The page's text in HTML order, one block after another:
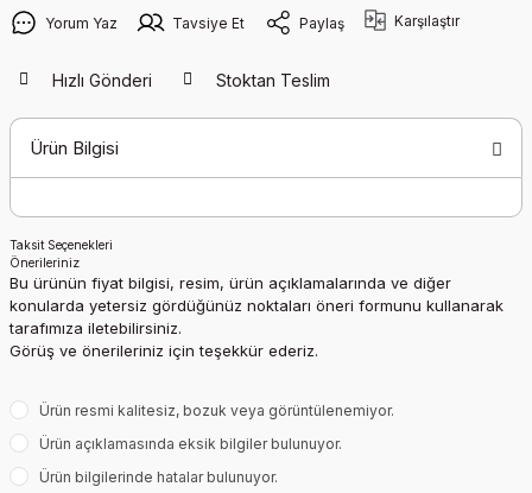
Yorum Yaz Tavsiye Et Paylaş Karşılaştır
Hızlı Gönderi Stoktan Teslim
Ürün Bilgisi
Taksit Seçenekleri
Önerileriniz
Bu ürünün fiyat bilgisi, resim, ürün açıklamalarında ve diğer
konularda yetersiz gördüğünüz noktaları öneri formunu kullanarak
tarafımıza iletebilirsiniz.
Görüş ve önerileriniz için teşekkür ederiz.
Ürün resmi kalitesiz, bozuk veya görüntülenemiyor.
Ürün açıklamasında eksik bilgiler bulunuyor.
Ürün bilgilerinde hatalar bulunuyor.